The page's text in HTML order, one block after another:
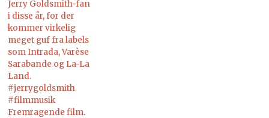
Fremragende film.